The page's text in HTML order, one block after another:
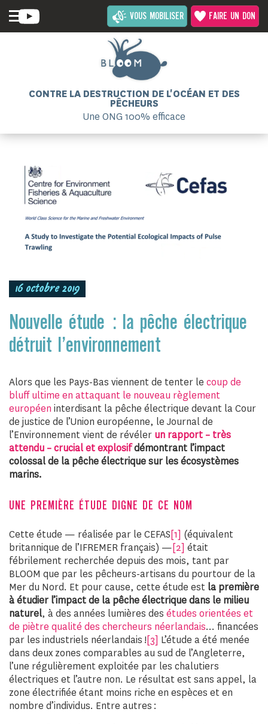
CONTRE LA DESTRUCTION DE L'OCÉAN ET DES
PÊCHEURS
Une ONG 100% efficace
VOUS MOBILISER FAIRE UN DON
16 octobre 2019
Nouvelle étude : la pêche électrique
détruit l’environnement
Alors que les Pays-Bas viennent de tenter le coup de
bluff ultime en attaquant le nouveau règlement
européen interdisant la pêche électrique devant la Cour
de justice de l’Union européenne, le Journal de
l’Environnement vient de révéler un rapport – très
attendu – crucial et explosifdémontrant l’impact
colossal de la pêche électrique sur les écosystèmes
marins.
UNE PREMIÈRE ÉTUDE DIGNE DE CE NOM
Cette étude — réalisée par le CEFAS[1] (équivalent
britannique de l’IFREMER français) —[2] était
fébrilement recherchée depuis des mois, tant par
BLOOM que par les pêcheurs-artisans du pourtour de la
Mer du Nord. Et pour cause, cette étude est la première
à étudier l’impact de la pêche électrique dans le milieu
naturel, à des années lumières des études orientées et
de piètre qualité des chercheurs néerlandais… financées
par les industriels néerlandais ![3] L’étude a été menée
dans deux zones comparables au sud de l’Angleterre,
l’une régulièrement exploitée par les chalutiers
électriques et l’autre non. Le résultat est sans appel, la
zone électrifiée étant moins riche en espèces et en
nombre d’individus. Entre autres :